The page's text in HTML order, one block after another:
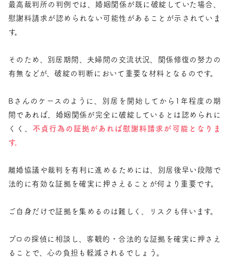
最高裁判所の判例では、婚姻関係が既に破綻していた場合、
慰謝料請求が認められない可能性があることが示されていま
す。
そのため、別居期間、夫婦間の交流状況、関係修復の努力の
有無などが、破綻の判断において重要な材料となるのです。
Bさんのケースのように、別居を開始してから1年程度の期
間であれば、婚姻関係が完全に破綻しているとは認められに
くく、 不貞行為の証拠があれば慰謝料請求が可能となりま
す。
離婚協議や裁判を有利に進めるためには、別居後早い段階で
法的に有効な証拠を確実に押さえることが何より重要です。
ご自身だけで証拠を集めるのは難しく、リスクも伴います。
プロの探偵に相談し、客観的・合法的な証拠を確実に押さえ
ることで、心の負担も軽減されるでしょう。